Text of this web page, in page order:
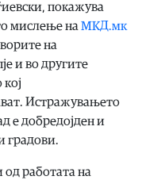
покажува
мислење на МКД.мк
на
и во другите
Истражувањето
е добредојден и
градови.
работата на